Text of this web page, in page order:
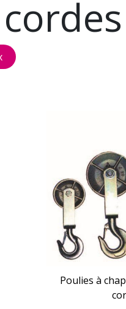
Poulies à